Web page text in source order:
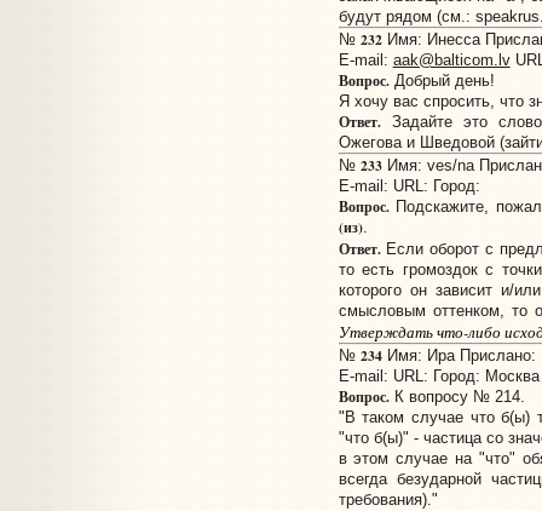
будут рядом (см.:
№ 232Имя: Инесса
E-mail: aak@balticom.lv
Вопрос.Добрый день!
Я хочу вас спросить, что
Ответ.Задайте это
Ожегова и Шведовой
№ 233Имя: ves/na
E-mail: URL: Город:
Вопрос.Подскажите,
(из).
Ответ.Если оборот с
то есть громоздок с
которого он зависит и/
смысловым оттенком, то
Утверждать что-либо
№ 234Имя: Ира Прислано:
E-mail: URL: Город: Москва
Вопрос.К вопросу № 214.
"В таком случае что б(ы)
"что б(ы)" - частица со
в этом случае на "что"
всегда безударной
требования)."